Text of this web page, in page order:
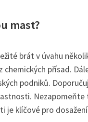
mast?
brát v úvahu
přísad.
podniků.
je klíčové pro